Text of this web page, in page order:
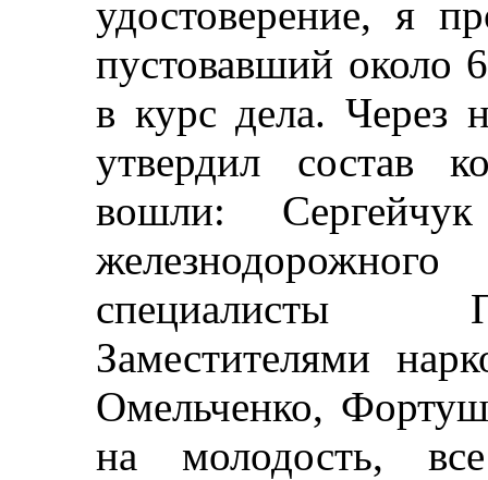
удостоверение, я
пустовавший около
в курс дела. Через
утвердил состав
вошли:
специалисты
Заместителями
Омельченко,
на молодость,